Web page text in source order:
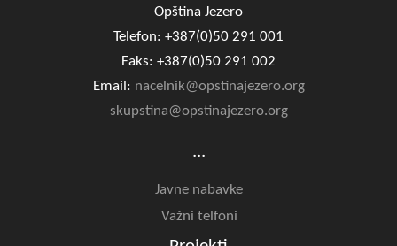
Opština Jezero
Telefon: +387(0)50 291 001
Faks: +387(0)50 291 002
Email: nacelnik@opstinajezero.org
skupstina@opstinajezero.org
...
Javne nabavke
Važni telfoni